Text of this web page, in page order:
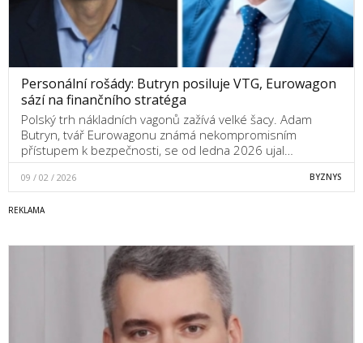
Personální rošády: Butryn posiluje VTG, Eurowagon
sází na finančního stratéga
Polský trh nákladních vagonů zažívá velké šacy. Adam
Butryn, tvář Eurowagonu známá nekompromisním
přístupem k bezpečnosti, se od ledna 2026 ujal…
09 / 02 / 2026 BYZNYS